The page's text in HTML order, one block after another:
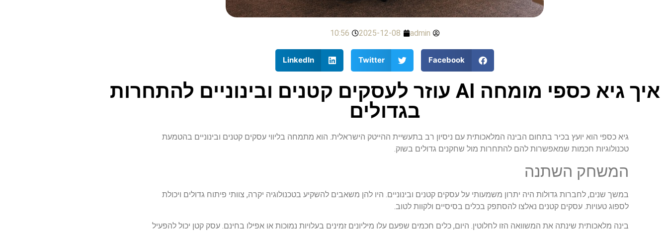
admin
2025-12-08
10:56
Facebook
Twitter
LinkedIn
איך גיא כספי מומחה AI עוזר לעסקים קטנים ובינוניים להתחרות
בגדולים
גיא כספי הוא יועץ בכיר בתחום הבינה המלאכותית עם ניסיון רב בתעשיית ההייטק הישראלית. הוא מתמחה בליווי עסקים קטנים ובינוניים בהטמעת
טכנולוגיות חכמות שמאפשרות להם להתחרות מול שחקנים גדולים בשוק.
המשחק השתנה
במשך שנים, לחברות גדולות היה יתרון משמעותי על עסקים קטנים ובינוניים. היו להן משאבים להשקיע בטכנולוגיה יקרה, צוותי פיתוח גדולים ויכולת
לספוג טעויות. עסקים קטנים נאלצו להסתפק בכלים בסיסיים ולקוות לטוב.
בינה מלאכותית שינתה את המשוואה הזו לחלוטין. היום, כלים חכמים שפעם עלו מיליונים זמינים בעלויות נמוכות או אפילו בחינם. עסק קטן יכול להפעיל